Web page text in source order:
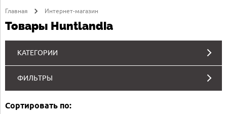
Главная Интернет-магазин
Товары Huntlandia
КАТЕГОРИИ
ФИЛЬТРЫ
Сортировать по: